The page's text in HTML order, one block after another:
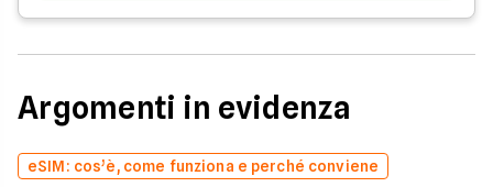
Argomenti in evidenza
eSIM: cos’è, come funziona e perché conviene